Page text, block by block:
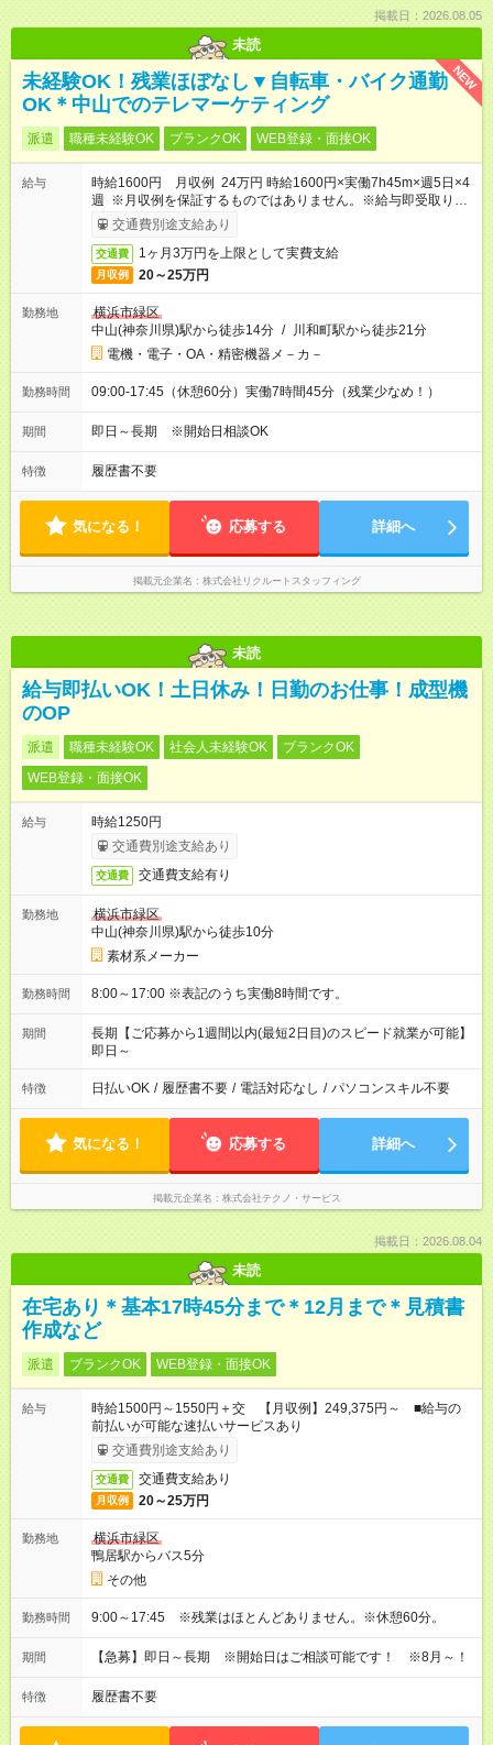
掲載日：2026.08.05
未読
NEW
未経験OK！残業ほぼなし▼自転車・バイク通勤
OK＊中山でのテレマーケティング
派遣 職種未経験OK ブランクOK WEB登録・面接OK
給与
時給1600円 月収例 24万円 時給1600円×実働7h45m×週5日×4
週 ※月収例を保証するものではありません。※給与即受取りサ
ービス利用可（利用条件有）
交通費別途支給あり
交通費 1ヶ月3万円を上限として実費支給
月収例 20～25万円
勤務地
横浜市緑区
中山(神奈川県)駅から徒歩14分 / 川和町駅から徒歩21分
電機・電子・OA・精密機器メ－カ－
勤務時間 09:00-17:45（休憩60分）実働7時間45分（残業少なめ！）
期間 即日～長期 ※開始日相談OK
特徴 履歴書不要
気になる！ 応募する 詳細へ
掲載元企業名 株式会社リクルートスタッフィング
未読
給与即払いOK！土日休み！日勤のお仕事！成型機
のOP
派遣 職種未経験OK 社会人未経験OK
ブランクOK
WEB登録・面接OK
給与
時給1250円
交通費別途支給あり
交通費 交通費支給有り
勤務地
横浜市緑区
中山(神奈川県)駅から徒歩10分
素材系メーカー
勤務時間 8:00～17:00 ※表記のうち実働8時間です。
期間
長期【ご応募から1週間以内(最短2日目)のスピード就業が可能】
即日～
特徴 日払いOK / 履歴書不要 / 電話対応なし / パソコンスキル不要
気になる！ 応募する 詳細へ
掲載元企業名 株式会社テクノ・サービス
掲載日：2026.08.04
未読
在宅あり＊基本17時45分まで＊12月まで＊見積書
作成など
派遣 ブランクOK WEB登録・面接OK
給与
時給1500円～1550円＋交 【月収例】249,375円～ ■給与の
前払いが可能な速払いサービスあり
交通費別途支給あり
交通費 交通費支給あり
月収例 20～25万円
勤務地
横浜市緑区
鴨居駅からバス5分
その他
勤務時間 9:00～17:45 ※残業はほとんどありません。※休憩60分。
期間 【急募】即日～長期 ※開始日はご相談可能です！ ※8月～！
特徴 履歴書不要